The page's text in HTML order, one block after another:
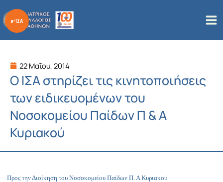
στο
περιεχόμενο
22 Μαΐου, 2014
Ο ΙΣΑ στηρίζει τις κινητοποιήσεις
των ειδικευομένων του
Νοσοκομείου Παίδων Π & Α
Κυριακού
Προς την Διοίκηση του Νοσοκομείου Παίδων Π. Α Κυριακού